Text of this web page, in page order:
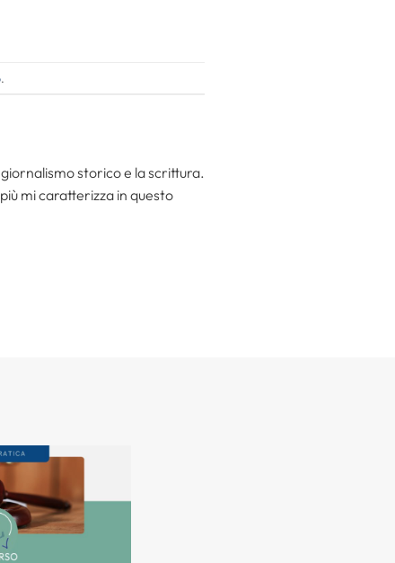
.
storico e la scrittura.
mi caratterizza in questo